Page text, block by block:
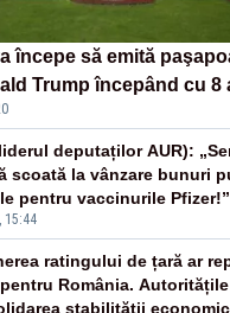
începe să emită
Trump începând cu 8
15:44
deputaților AUR):
scoată la vânzare bunuri
pentru vaccinurile Pfizer!”
ratingului de țară ar
România.
stabilității